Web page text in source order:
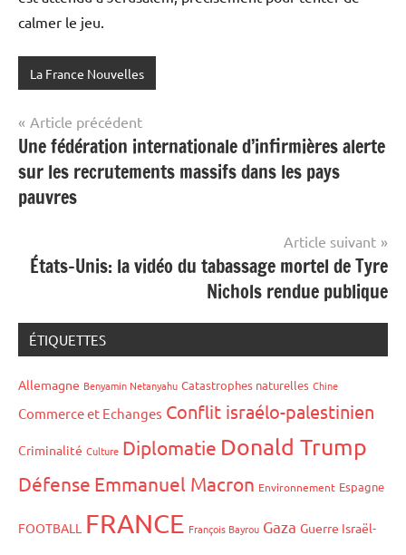
calmer le jeu.
La France Nouvelles
Navigation
de
l’article
Article précédent
Une fédération internationale d’infirmières alerte
sur les recrutements massifs dans les pays
pauvres
Article suivant
États-Unis: la vidéo du tabassage mortel de Tyre
Nichols rendue publique
ÉTIQUETTES
Allemagne Benyamin Netanyahu Catastrophes naturelles Chine
Commerce et Echanges Conflit israélo-palestinien
Criminalité Culture Diplomatie Donald Trump
Défense Emmanuel Macron Environnement Espagne
FOOTBALL FRANCE François Bayrou Gaza Guerre Israël-